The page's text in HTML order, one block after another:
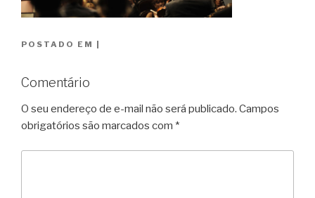
POSTADO EM
Comentário
O seu endereço de e-mail não será publicado. Campos
obrigatórios são marcados com *